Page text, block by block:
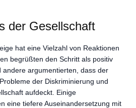
der Gesellschaft
hat eine Vielzahl von Reaktionen
begrüßten den Schritt als positiv
andere argumentierten, dass der
der Diskriminierung und
aufdeckt. Einige
eine tiefere Auseinandersetzung mit